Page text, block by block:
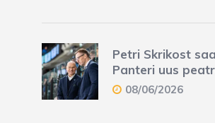
Petri Skrikost
Panteri uus
08/06/2026